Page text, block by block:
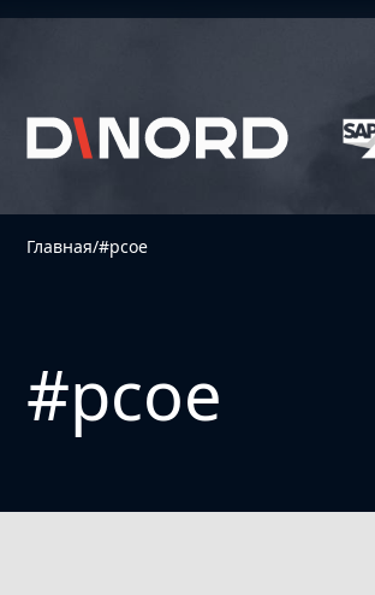
Главная/#pcoe
#pcoe